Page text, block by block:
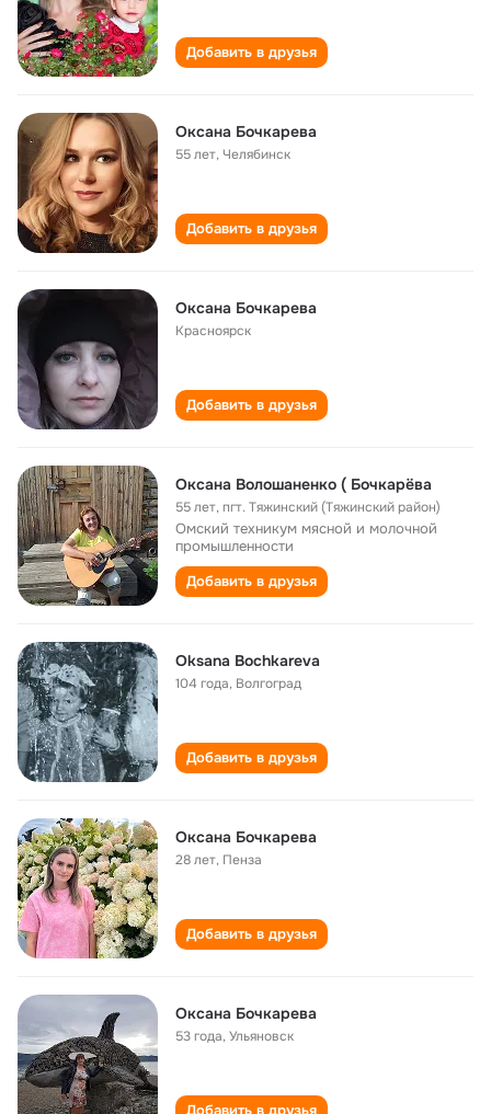
Добавить в друзья
Оксана Бочкарева
55 лет,Челябинск
Добавить в друзья
Оксана Бочкарева
Красноярск
Добавить в друзья
Оксана Волошаненко ( Бочкарёва
55 лет,пгт. Тяжинский (Тяжинский район)
Омский техникум мясной и молочной
промышленности
Добавить в друзья
Oksana Bochkareva
104 года, Волгоград
Добавить в друзья
Оксана Бочкарева
28 лет, Пенза
Добавить в друзья
Оксана Бочкарева
53 года,Ульяновск
Добавить в друзья